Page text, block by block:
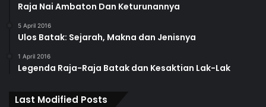
Raja Nai Ambaton Dan Keturunannya
5 April 2016
Ulos Batak: Sejarah, Makna dan Jenisnya
1 April 2016
Legenda Raja-Raja Batak dan Kesaktian Lak-Lak
Last Modified Posts